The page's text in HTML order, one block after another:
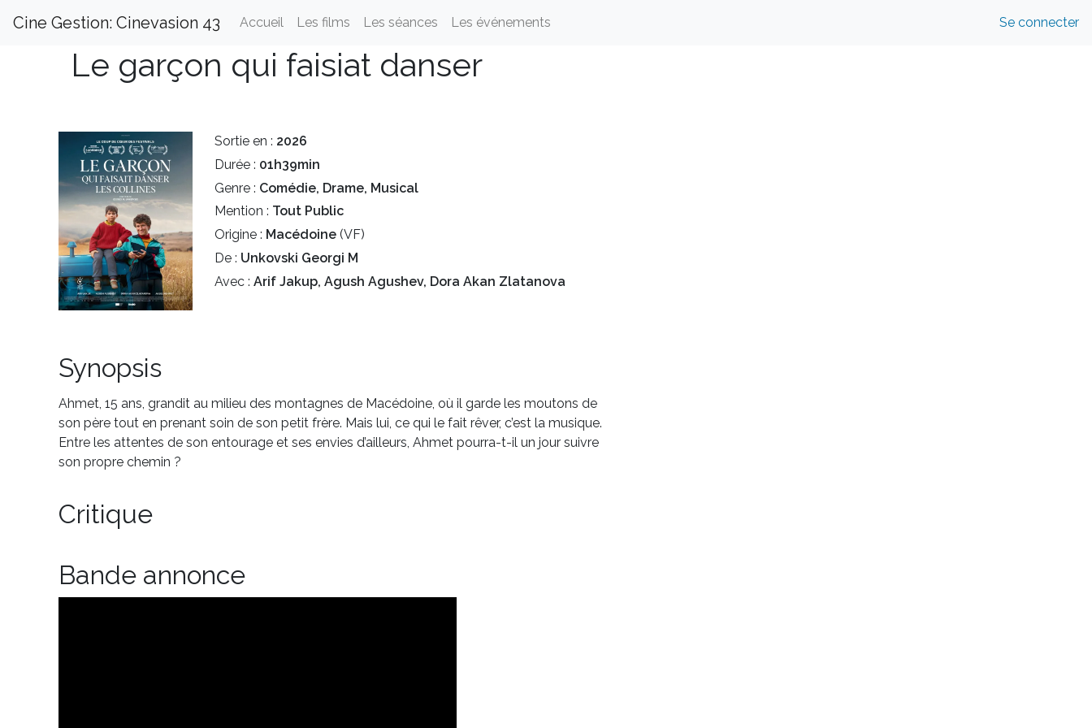
Cine Gestion: Cinevasion 43 Accueil Les films Les séances Les événements Se connecter
Le garçon qui faisiat danser
Sortie en : 2026
Durée : 01h39min
Genre : Comédie, Drame, Musical
Mention : Tout Public
Origine : Macédoine (VF)
De : Unkovski Georgi M
Avec : Arif Jakup, Agush Agushev, Dora Akan Zlatanova
Synopsis
Ahmet, 15 ans, grandit au milieu des montagnes de Macédoine, où il garde les moutons de
son père tout en prenant soin de son petit frère. Mais lui, ce qui le fait rêver, c’est la musique.
Entre les attentes de son entourage et ses envies d’ailleurs, Ahmet pourra-t-il un jour suivre
son propre chemin ?
Critique
Bande annonce